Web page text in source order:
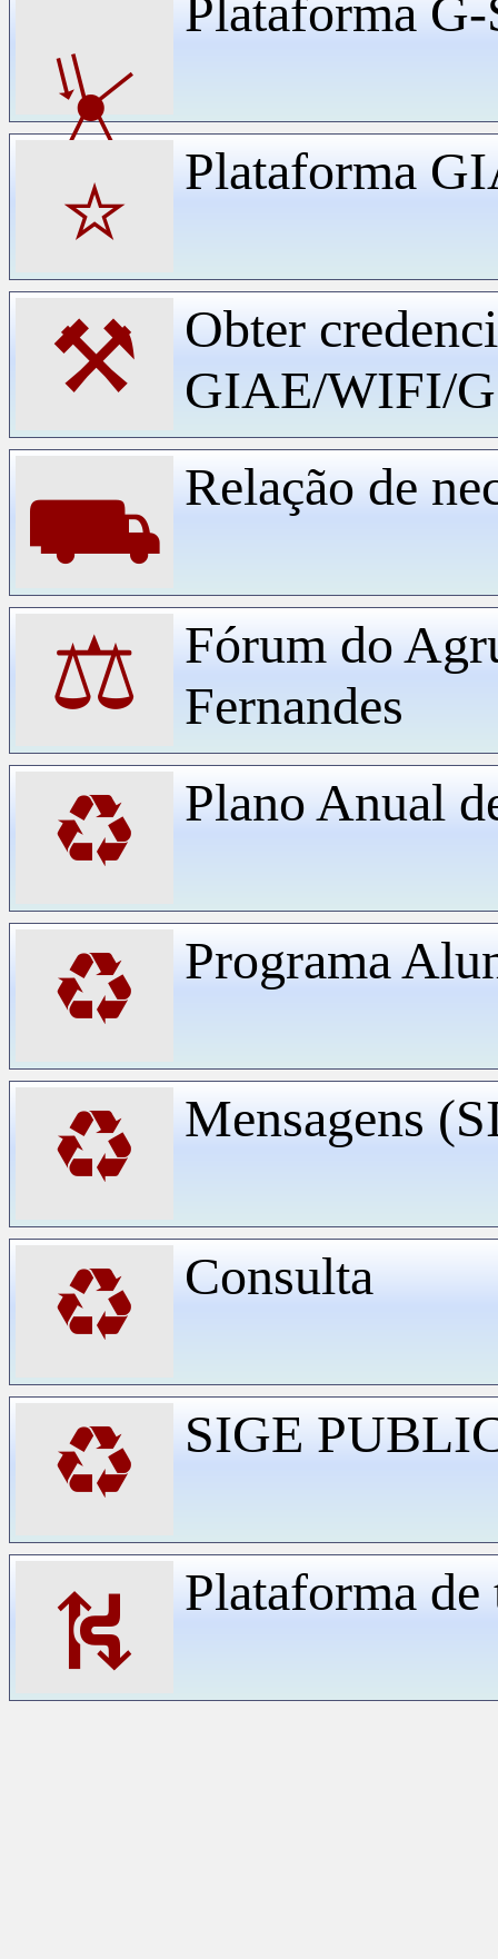
⏧
Plataforma
⭐ Plataforma
⚒
Obter
GIAE/WIFI/
⛟ Relação de
⚖
Fórum do
Fernandes
♻ Plano Anual
♻ Programa
♻ Mensagens
♻ Consulta
♻ SIGE
⛕ Plataforma de